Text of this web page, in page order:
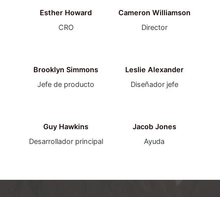
Esther Howard
CRO
Cameron Williamson
Director
Brooklyn Simmons
Jefe de producto
Leslie Alexander
Diseñador jefe
Guy Hawkins
Desarrollador principal
Jacob Jones
Ayuda